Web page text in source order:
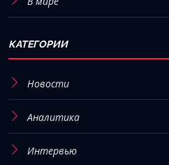
КАТЕГОРИИ
Новости
Аналитика
Интервью